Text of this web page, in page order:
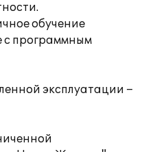
обучение
с программным
эксплуатации –